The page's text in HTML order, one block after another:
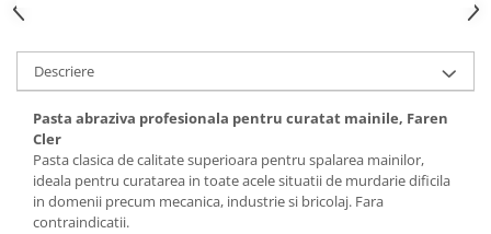
Descriere
Pasta abraziva profesionala pentru curatat mainile, Faren
Cler
Pasta clasica de calitate superioara pentru spalarea mainilor,
ideala pentru curatarea in toate acele situatii de murdarie dificila
in domenii precum mecanica, industrie si bricolaj. Fara
contraindicatii.